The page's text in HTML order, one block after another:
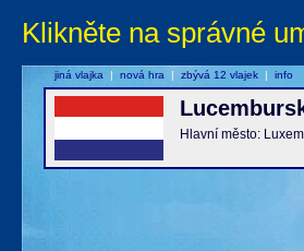
Klikněte na správné
Hlavní město:
jiná vlajka | nová hra | zbývá 12 vlajek | info